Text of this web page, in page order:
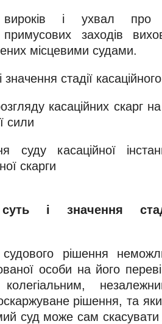
і ухвал про
примусових заходів
місцевими судами.
значення стадії
касаційних скарг
сили
суду касаційної
скарги
і значення
судового рішення
особи на його
рішення, та
суд може сам